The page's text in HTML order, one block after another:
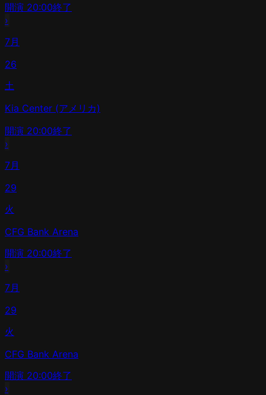
開演 20:00終了
›
7月
26
土
Kia Center (アメリカ)
開演 20:00終了
›
7月
29
火
CFG Bank Arena
開演 20:00終了
›
7月
29
火
CFG Bank Arena
開演 20:00終了
›